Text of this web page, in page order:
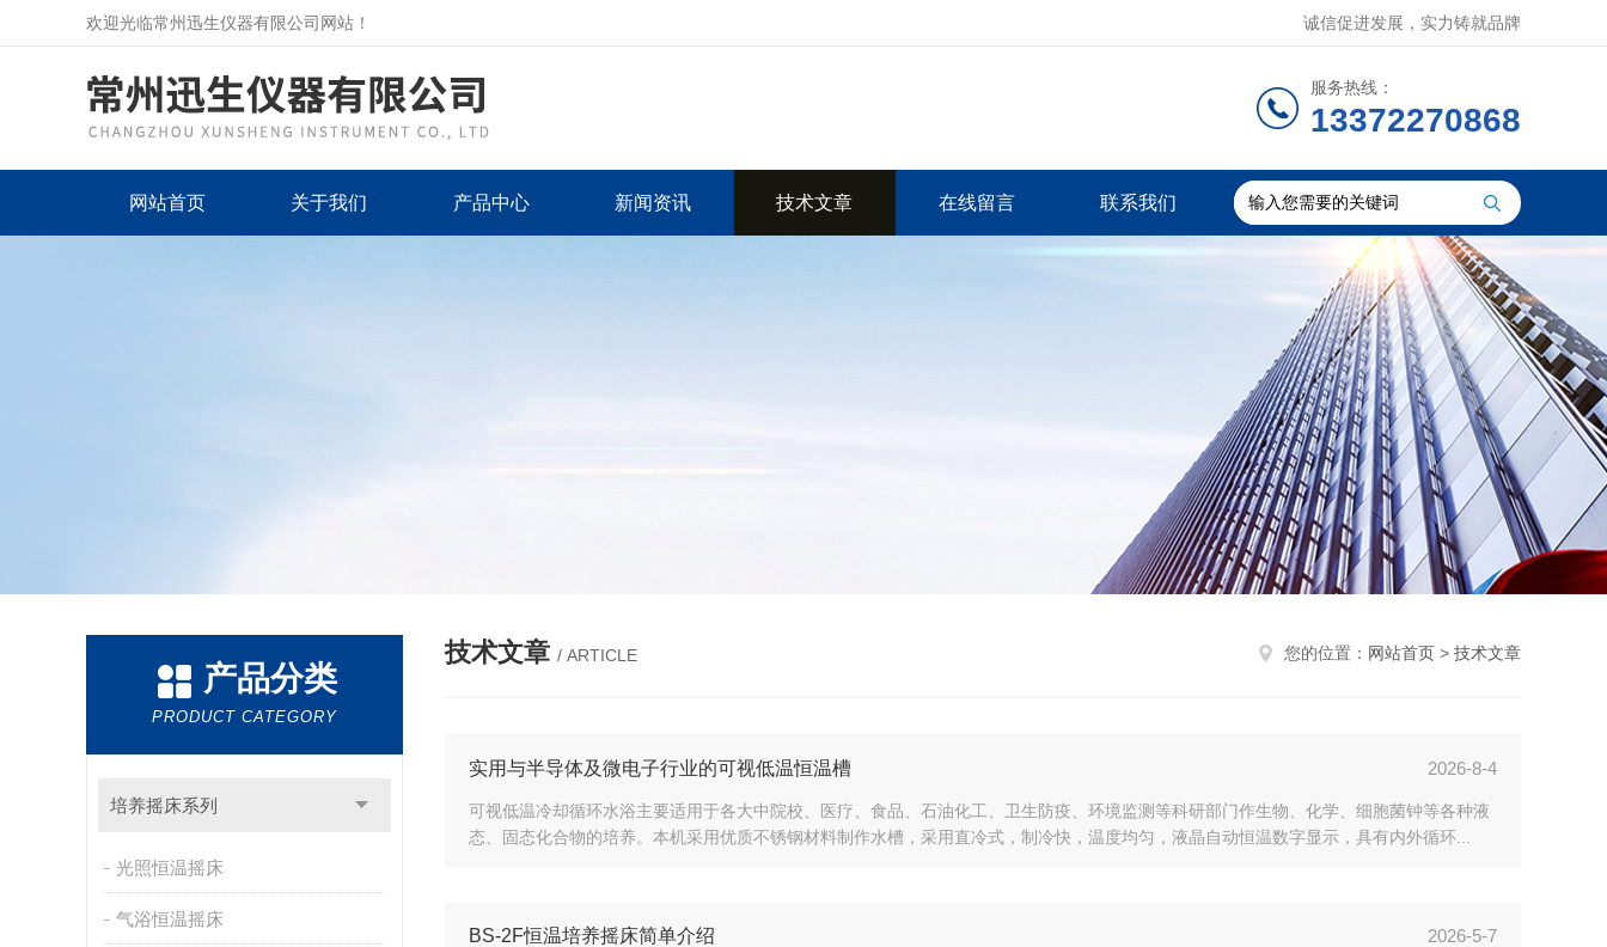
欢迎光临常州迅生仪器有限公司网站！ 诚信促进发展，实力铸就品牌
服务热线：
13372270868
网站首页 关于我们 产品中心 新闻资讯 技术文章 在线留言 联系我们
产品分类
PRODUCT CATEGORY
培养摇床系列
光照恒温摇床
气浴恒温摇床
技术文章 / ARTICLE 您的位置： 网站首页 > 技术文章
实用与半导体及微电子行业的可视低温恒温槽 2026-8-4
可视低温冷却循环水浴主要适用于各大中院校、医疗、食品、石油化工、卫生防疫、环境监测等科研部门作生物、化学、细胞菌钟等各种液
态、固态化合物的培养。本机采用优质不锈钢材料制作水槽，采用直冷式，制冷快，温度均匀，液晶自动恒温数字显示，具有内外循环...
BS-2F恒温培养摇床简单介绍 2026-5-7